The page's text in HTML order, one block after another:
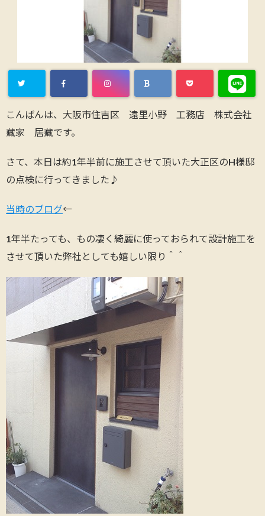
こんばんは、大阪市住吉区 遠里小野 工務店 株式会社
藏家 居藏です。
さて、本日は約1年半前に施工させて頂いた大正区のH様邸
の点検に行ってきました♪
当時のブログ←
1年半たっても、もの凄く綺麗に使っておられて設計施工を
させて頂いた弊社としても嬉しい限り＾＾